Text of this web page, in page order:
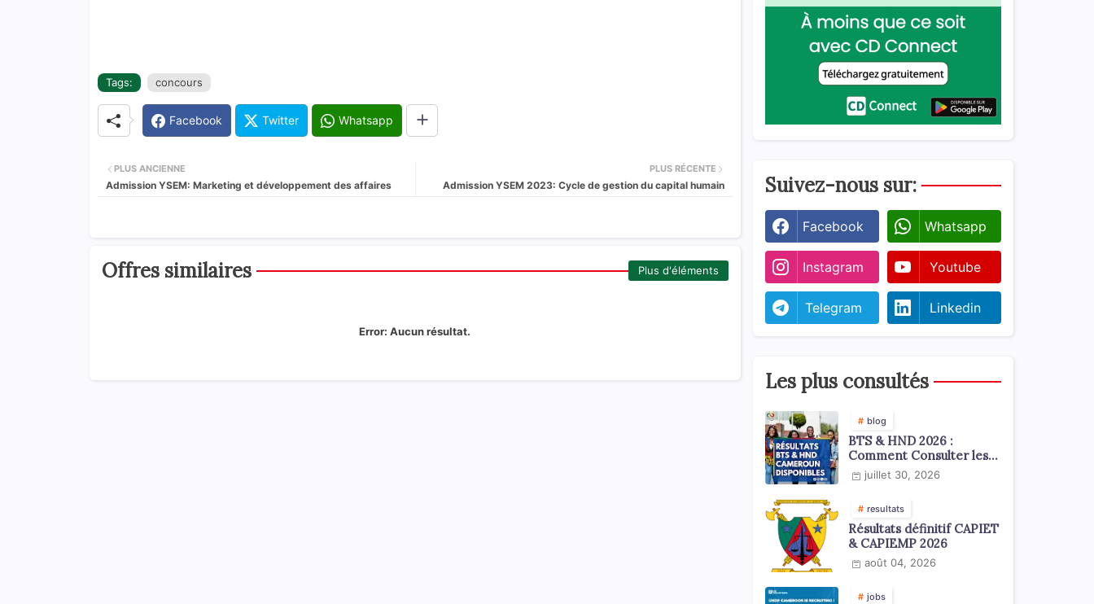
Tags: concours
Facebook Twitter Whatsapp
PLUS RÉCENTE
Admission YSEM 2023: Cycle de gestion du capital humain
PLUS ANCIENNE
Admission YSEM: Marketing et développement des affaires
Offres similaires Plus d'éléments
Error: Aucun résultat.
Suivez-nous sur:
Facebook Whatsapp
Instagram Youtube
Telegram Linkedin
Les plus consultés
blog
BTS & HND 2026 :
Comment Consulter les
Résultats ?
juillet 30, 2026
resultats
Résultats définitif CAPIET
& CAPIEMP 2026
août 04, 2026
jobs